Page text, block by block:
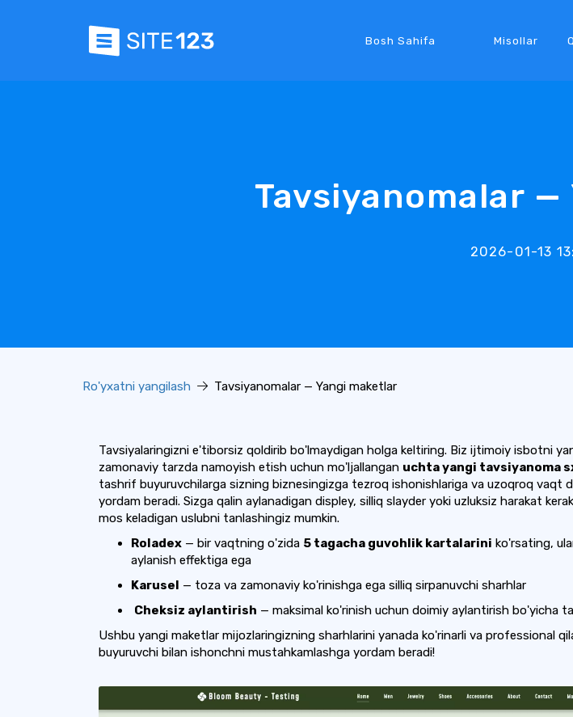
Bosh Sahifa Misollar
Tavsiyanomalar
2026-01-13
Ro'yxatni yangilash Tavsiyanomalar — Yangi maketlar
Tavsiyalaringizni e'tiborsiz qoldirib bo'lmaydigan holga keltiring. Biz ijtimoiy isbotni
zamonaviy tarzda namoyish etish uchun mo'ljallangan uchta yangi tavsiyanoma
tashrif buyuruvchilarga sizning biznesingizga tezroq ishonishlariga va uzoqroq vaqt
yordam beradi. Sizga qalin aylanadigan displey, silliq slayder yoki uzluksiz harakat
mos keladigan uslubni tanlashingiz mumkin.
Roladex — bir vaqtning o'zida 5 tagacha guvohlik kartalarini ko'rsating,
aylanish effektiga ega
Karusel — toza va zamonaviy ko'rinishga ega silliq sirpanuvchi sharhlar
Cheksiz aylantirish — maksimal ko'rinish uchun doimiy aylantirish bo'yicha
Ushbu yangi maketlar mijozlaringizning sharhlarini yanada ko'rinarli va professional
buyuruvchi bilan ishonchni mustahkamlashga yordam beradi!